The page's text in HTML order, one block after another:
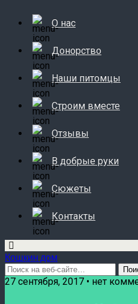
О нас
Донорство
Наши питомцы
Строим вместе
Отзывы
В добрые руки
Сюжеты
Контакты
Кошкин дом
27 сентября, 2017 • нет